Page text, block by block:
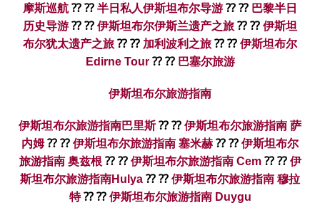
摩斯巡航 ⁇ ⁇ 半日私人伊斯坦布尔导游 ⁇ ⁇ 巴黎半日
历史导游 ⁇ ⁇ 伊斯坦布尔伊斯兰遗产之旅 ⁇ ⁇ 伊斯坦
布尔犹太遗产之旅 ⁇ ⁇ 加利波利之旅 ⁇ ⁇ 伊斯坦布尔
Edirne Tour⁇ ⁇ 巴塞尔旅游
伊斯坦布尔旅游指南
伊斯坦布尔旅游指南巴里斯⁇ ⁇ 伊斯坦布尔旅游指南 萨
内姆⁇ ⁇ 伊斯坦布尔旅游指南 塞米赫 ⁇ ⁇ 伊斯坦布尔
旅游指南 奥兹根⁇ ⁇ 伊斯坦布尔旅游指南 Cem⁇ ⁇ 伊
斯坦布尔旅游指南Hulya ⁇ ⁇ 伊斯坦布尔旅游指南 穆拉
特⁇ ⁇ 伊斯坦布尔旅游指南 Duygu